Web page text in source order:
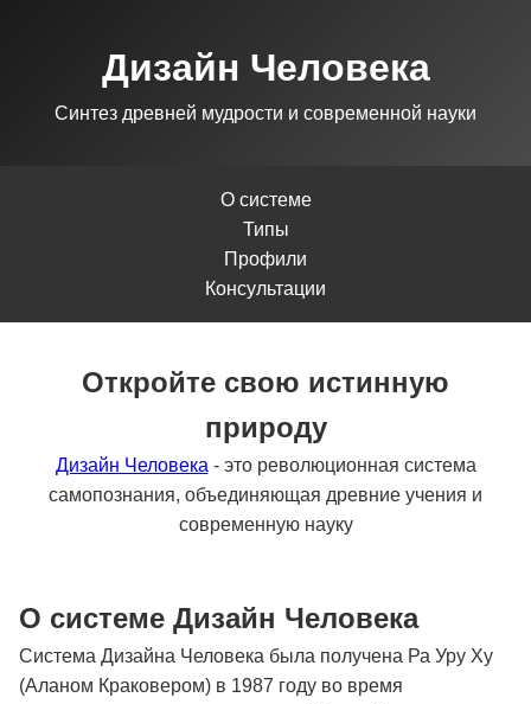
Дизайн Человека
Синтез древней мудрости и современной науки
О системе
Типы
Профили
Консультации
Откройте свою истинную
природу
Дизайн Человека - это революционная система
самопознания, объединяющая древние учения и
современную науку
О системе Дизайн Человека
Система Дизайна Человека была получена Ра Уру Ху
(Аланом Краковером) в 1987 году во время